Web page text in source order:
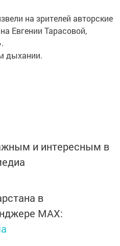
на зрителей авторские
Евгении Тарасовой,
дыхании.
и интересным в
в
MАХ: